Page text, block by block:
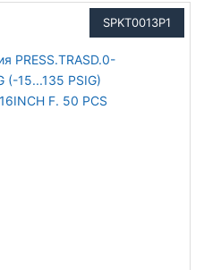
SPKT0013P1